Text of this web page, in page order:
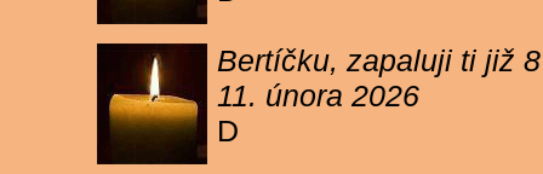
Bertíčku, zapaluji ti již
11. února 2026
D